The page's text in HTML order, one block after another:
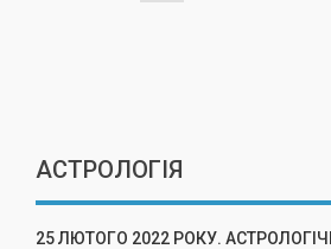
АСТРОЛОГІЯ
25 ЛЮТОГО 2022 РОКУ.